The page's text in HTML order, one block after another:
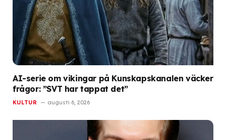
AI-serie om vikingar på Kunskapskanalen väcker
frågor: ”SVT har tappat det”
KULTUR augusti 6, 2026